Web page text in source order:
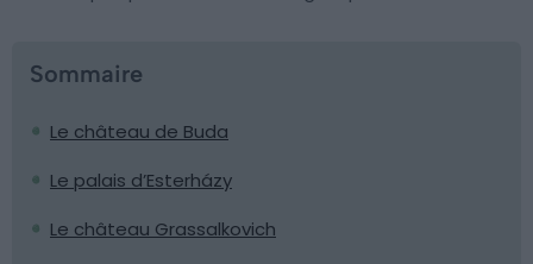
Sommaire
Le château de Buda
Le palais d’Esterházy
Le château Grassalkovich